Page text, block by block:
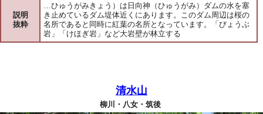
説明
抜粋
…ひゅうがみきょう）は日向神（ひゅうがみ）ダムの水を塞
き止めているダム堤体近くにあります。このダム周辺は桜の
名所であると同時に紅葉の名所となっています。「びょうぶ
岩」「けほぎ岩」など大岩壁が林立する
清水山
柳川・八女・筑後